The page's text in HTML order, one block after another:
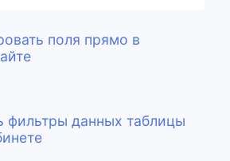
поля прямо в
фильтры данных таблицы